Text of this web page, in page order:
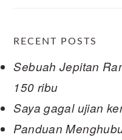
RECENT POSTS
Sebuah Jepitan
150 ribu
Saya gagal ujian
Panduan